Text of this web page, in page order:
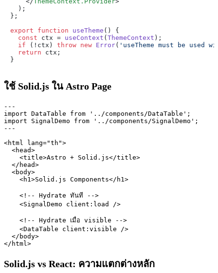
);
};
export
function useTheme ( ) {
const ctx = useContext ( ThemeContext );
if (!ctx) throw new Error( 'useTheme must be used
return ctx;
ใช้ Solid.js ใน Astro Page
---
import DataTable from '../components/DataTable';
import SignalDemo from '../components/SignalDemo';
---
<html lang="th">
  <head>
    <title>Astro + Solid.js</title>
  </head>
  <body>
    <h1>Solid.js Components</h1>
    <!-- Hydrate ทันที -->
    <SignalDemo client:load />
    <!-- Hydrate เมื่อ visible -->
    <DataTable client:visible />
  </body>
Solid.js vs React: ความแตกต่างหลัก